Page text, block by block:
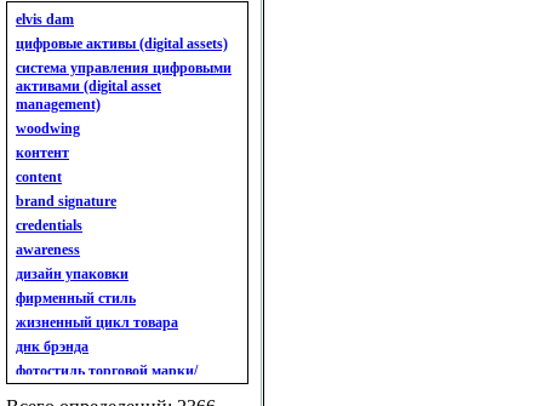
анализ имиджа
анализ кластерный
анализ конкурентов
анализ кросс-культурных
особенностей
анализ мак кинси «7s»
анализ макросистемы
анализ маркетинговый
анализ рынка
анализ ситуационный
анализ экспертный
индивидуальный
анкета
ассортимент
ассортимент товарный.
планирование товарного
ассортимента
ассортимент. глубина
elvis dam
цифровые активы (digital assets)
система управления цифровыми
активами (digital asset
management)
woodwing
контент
content
brand signature
credentials
awareness
дизайн упаковки
фирменный стиль
жизненный цикл товара
днк брэнда
фотостиль торговой марки/
линейки продукции